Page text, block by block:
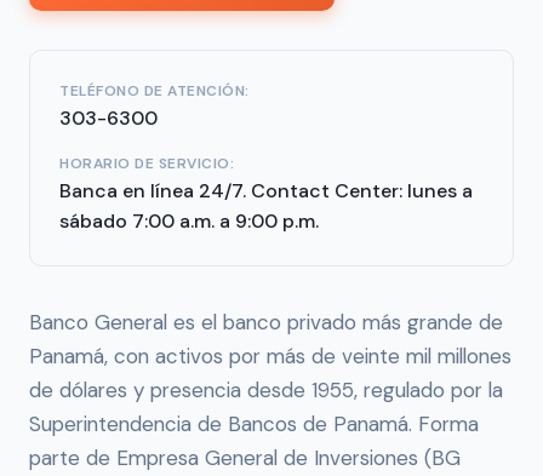
TELÉFONO DE ATENCIÓN:
303-6300
HORARIO DE SERVICIO:
Banca en línea 24/7. Contact Center: lunes a
sábado 7:00 a.m. a 9:00 p.m.
Banco General es el banco privado más grande de
Panamá, con activos por más de veinte mil millones
de dólares y presencia desde 1955, regulado por la
Superintendencia de Bancos de Panamá. Forma
parte de Empresa General de Inversiones (BG